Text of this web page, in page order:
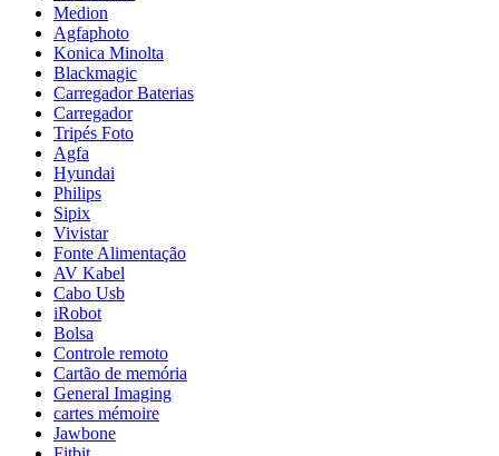
Medion
Agfaphoto
Konica Minolta
Blackmagic
Carregador Baterias
Carregador
Tripés Foto
Agfa
Hyundai
Philips
Sipix
Vivistar
Fonte Alimentação
AV Kabel
Cabo Usb
iRobot
Bolsa
Controle remoto
Cartão de memória
General Imaging
cartes mémoire
Jawbone